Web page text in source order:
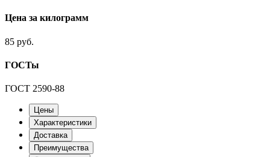
Цена за килограмм
85 руб.
ГОСТы
ГОСТ 2590-88
Цены
Характеристики
Доставка
Преимущества